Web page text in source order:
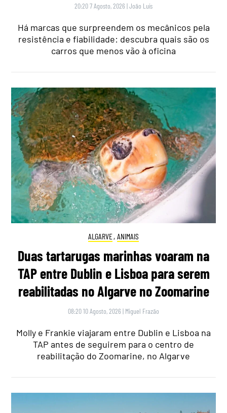
20:20 7 Agosto, 2026 |João Luís
Há marcas que surpreendem os mecânicos pela
resistência e fiabilidade: descubra quais são os
carros que menos vão à oficina
ALGARVE, ANIMAIS
Duas tartarugas marinhas voaram na
TAP entre Dublin e Lisboa para serem
reabilitadas no Algarve no Zoomarine
08:20 10 Agosto, 2026 | Miguel Frazão
Molly e Frankie viajaram entre Dublin e Lisboa na
TAP antes de seguirem para o centro de
reabilitação do Zoomarine, no Algarve